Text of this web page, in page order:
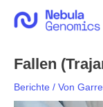
Inhalt
Fallen
Berichte / Von